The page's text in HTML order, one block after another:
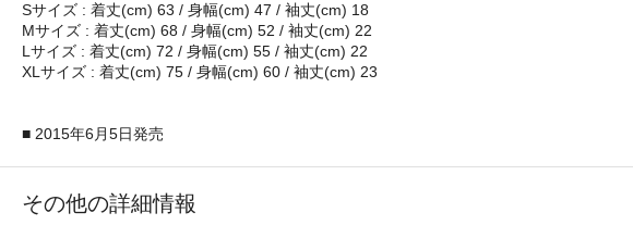
Sサイズ : 着丈(cm) 63 / 身幅(cm) 47 / 袖丈(cm) 18
Mサイズ : 着丈(cm) 68 / 身幅(cm) 52 / 袖丈(cm) 22
Lサイズ : 着丈(cm) 72 / 身幅(cm) 55 / 袖丈(cm) 22
XLサイズ : 着丈(cm) 75 / 身幅(cm) 60 / 袖丈(cm) 23
■ 2015年6月5日発売
その他の詳細情報